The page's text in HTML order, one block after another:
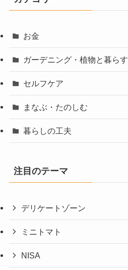
お金
ガーデニング・植物と暮らす
セルフケア
まなぶ・たのしむ
暮らしの工夫
注目のテーマ
デリケートゾーン
ミニトマト
NISA